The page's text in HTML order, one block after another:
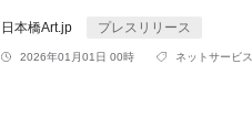
日本橋Art.jp プレスリリース
2026年01月01日 00時 ネットサービス